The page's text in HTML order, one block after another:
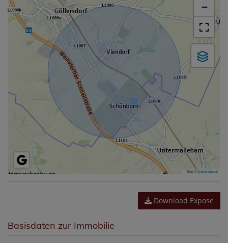
−
Tiles ©basemap.at
Download Expose
Basisdaten zur Immobilie